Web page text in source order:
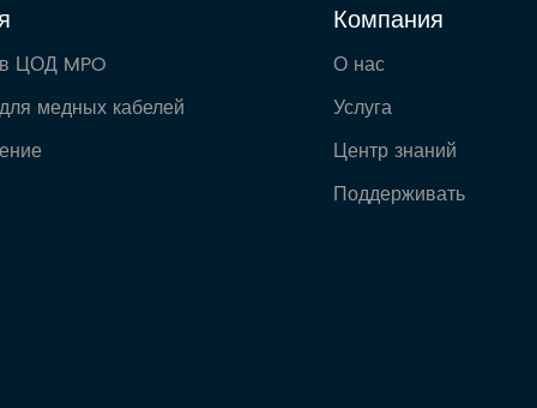
ЦОД MPO
медных кабелей
Компания
О нас
Услуга
Центр знаний
Поддерживать